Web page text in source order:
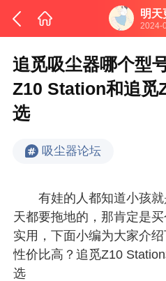
明天
2024-
追觅吸尘器哪个型
Z10 Station和追觅
选
吸尘器论坛
有娃的人都知道小孩就
天都要拖地的，那肯定是
实用，下面小编为大家介
性价比高？追觅Z10
选